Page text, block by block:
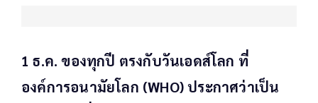
1 ธ.ค. ของทุกปี ตรงกับวันเอดส์โลก ที่
องค์การอนามัยโลก (WHO) ประกาศว่าเป็น